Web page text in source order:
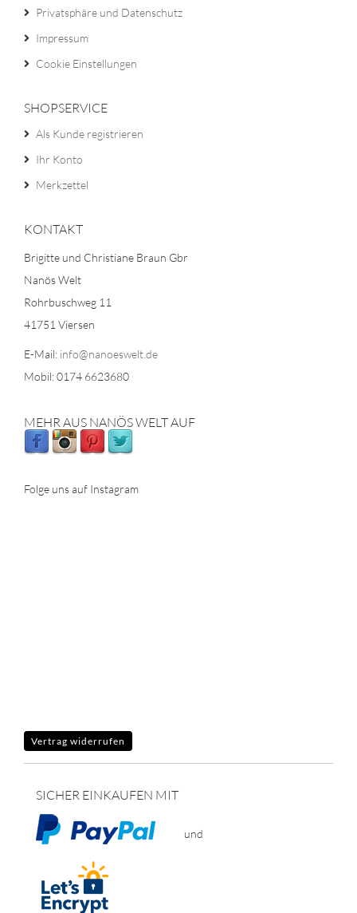
Privatsphäre und Datenschutz
Impressum
Cookie Einstellungen
SHOPSERVICE
Als Kunde registrieren
Ihr Konto
Merkzettel
KONTAKT
Brigitte und Christiane Braun Gbr
Nanös Welt
Rohrbuschweg 11
41751 Viersen
E-Mail: info@nanoeswelt.de
Mobil: 0174 6623680
MEHR AUS NANÖS WELT AUF
Folge uns auf Instagram
Vertrag widerrufen
SICHER EINKAUFEN MIT
und